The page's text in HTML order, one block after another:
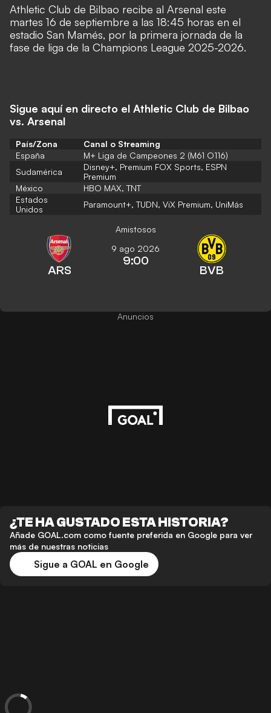
Athletic Club de Bilbao recibe al Arsenal este
martes 16 de septiembre a las 18:45 horas en el
estadio San Mamés, por la primera jornada de la
fase de liga de la Champions League 2025-2026.
Sigue aquí en directo el Athletic Club de Bilbao
vs. Arsenal
País/Zona
Canal o Streaming
España
M+ Liga de Campeones 2 (M61 O116)
Sudamérica
Disney+, Premium FOX Sports, ESPN
Premium
México
HBO MAX, TNT
Estados
Unidos
Paramount+, TUDN, ViX Premium, UniMás
Amistosos
ARS
9 ago 2026
9:00
BVB
Anuncios
¿TE HA GUSTADO ESTA HISTORIA?
Añade GOAL.com como fuente preferida en Google para ver
más de nuestras noticias
Sigue a GOAL en Google